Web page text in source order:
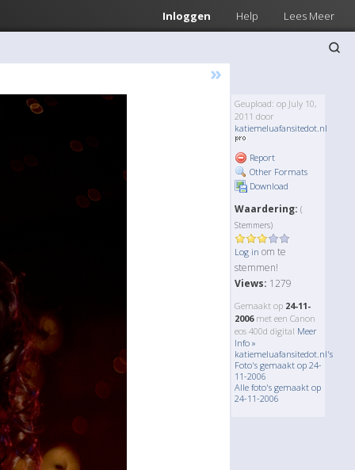
Inloggen Help Lees Meer
»
Geupload: op July 10,
2011 door
katiemeluafansitedot.nl
Report
Other Formats
Download
Waardering: (
Stemmers)
Log in om te
stemmen!
Views: 1279
Gemaakt op 24-11-
2006met een Canon
eos 400d digital Meer
Info »
katiemeluafansitedot.nl's
Foto's gemaakt op 24-
11-2006
Alle foto's gemaakt op
24-11-2006